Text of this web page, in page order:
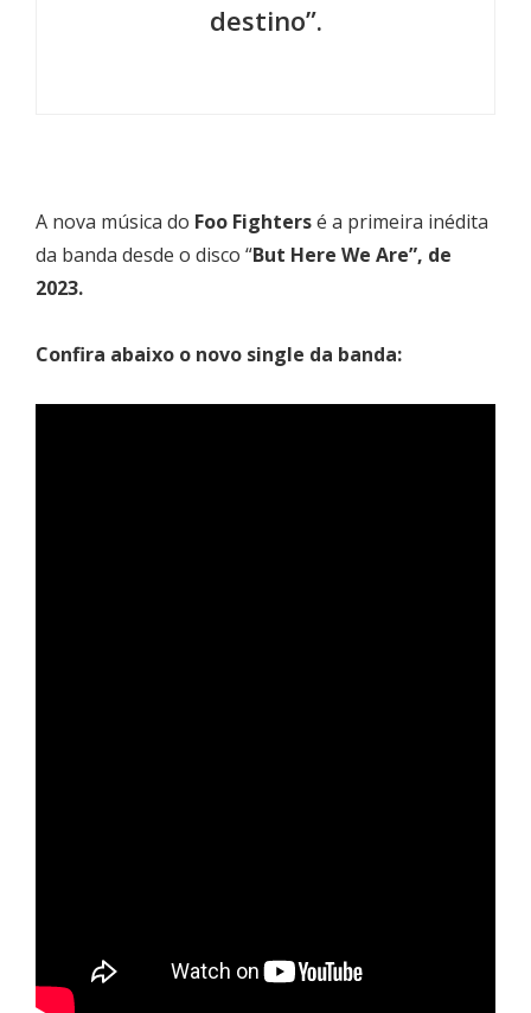
destino”.
A nova música do Foo Fightersé a primeira inédita
da banda desde o disco “But Here We Are”, de
2023.
Confira abaixo o novo single da banda: